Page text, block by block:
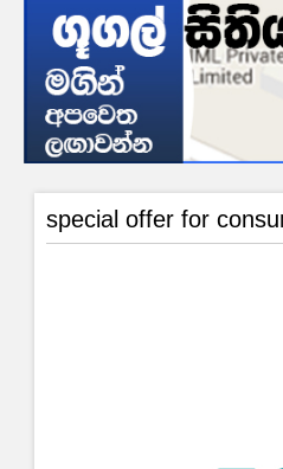
special offer for